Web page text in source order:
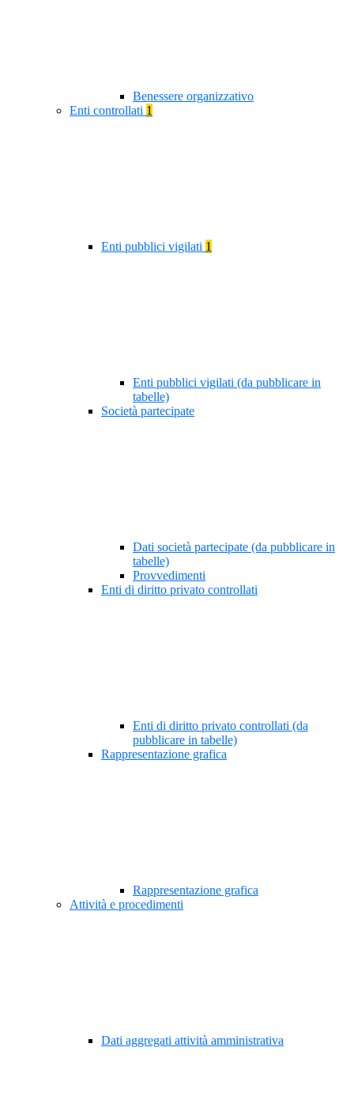
Benessere organizzativo
Enti controllati 1
Enti pubblici vigilati 1
Enti pubblici vigilati (da pubblicare in
tabelle)
Società partecipate
Dati società partecipate (da pubblicare in
tabelle)
Provvedimenti
Enti di diritto privato controllati
Enti di diritto privato controllati (da
pubblicare in tabelle)
Rappresentazione grafica
Rappresentazione grafica
Attività e procedimenti
Dati aggregati attività amministrativa